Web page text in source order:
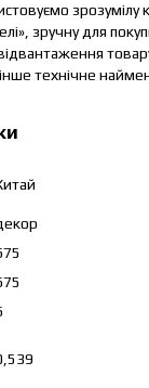
зрозумілу
зручну для
технічне